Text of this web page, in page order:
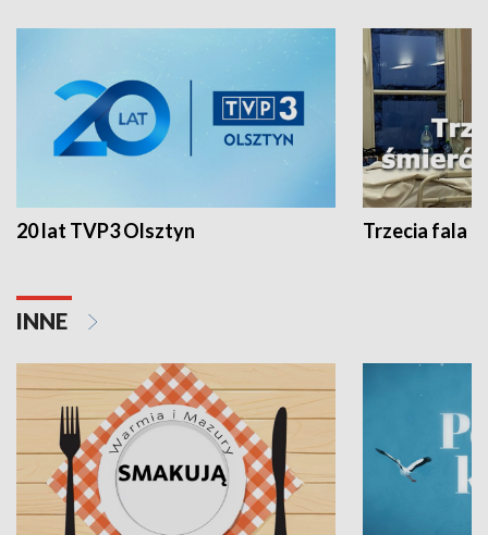
20 lat TVP3 Olsztyn Trzecia fala -
INNE